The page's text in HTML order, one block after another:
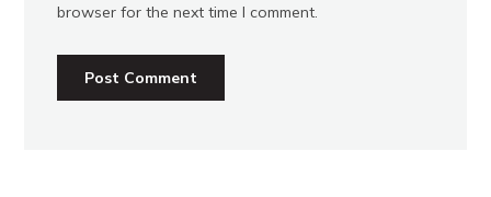
browser for the next time I comment.